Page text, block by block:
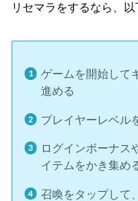
リセマラをするなら、
ゲームを開始して
進める
プレイヤーレベル
ログインボーナス
イテムをかき集め
召喚をタップして